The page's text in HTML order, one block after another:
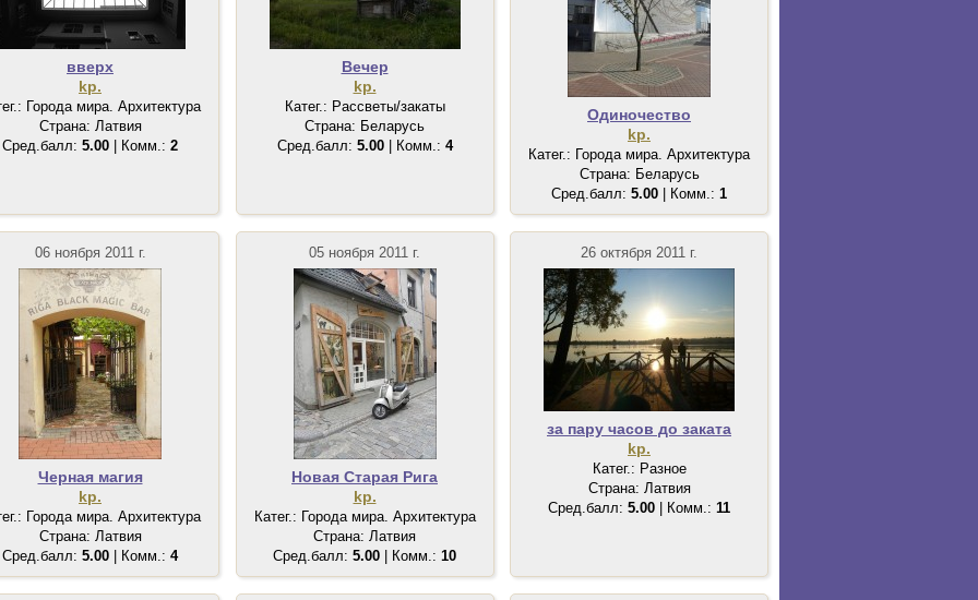
вверх
kp.
Города мира. Архитектура
Страна: Латвия
Сред.балл: 5.00 | Комм.: 2
Вечер
kp.
Катег.: Рассветы/закаты
Страна: Беларусь
Сред.балл: 5.00| Комм.: 4
Одиночество
kp.
Катег.: Города мира. Архитектура
Страна: Беларусь
Сред.балл: 5.00 | Комм.: 1
06 ноября 2011 г.
Черная магия
kp.
Города мира. Архитектура
Страна: Латвия
Сред.балл: 5.00 | Комм.: 4
05 ноября 2011 г.
Новая Старая Рига
kp.
Катег.: Города мира. Архитектура
Страна: Латвия
Сред.балл: 5.00 | Комм.: 10
26 октября 2011 г.
за пару часов до заката
kp.
Катег.: Разное
Страна: Латвия
Сред.балл: 5.00 | Комм.: 11